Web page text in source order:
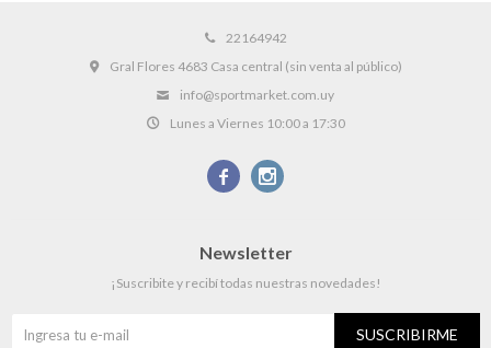
22164942
Gral Flores 4683 Casa central (sin venta al público)
info@sportmarket.com.uy
Lunes a Viernes 10:00 a 17:30
 
Newsletter
¡Suscribite y recibí todas nuestras novedades!
SUSCRIBIRME